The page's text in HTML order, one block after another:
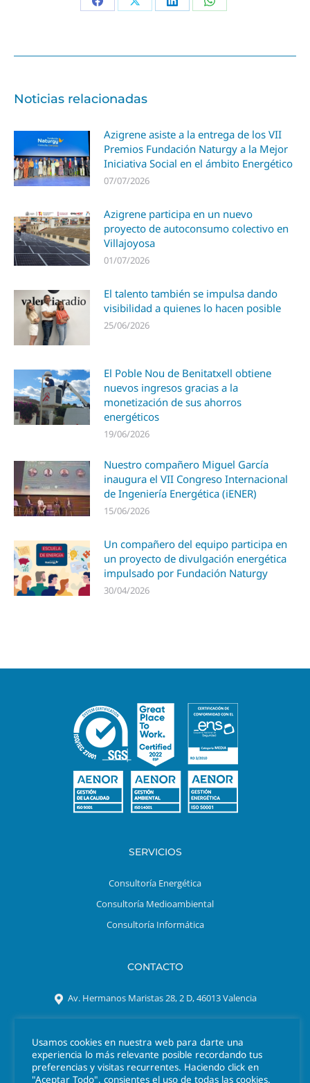
Noticias relacionadas
Azigrene asiste a la entrega de los VII
Premios Fundación Naturgy a la Mejor
Iniciativa Social en el ámbito Energético
07/07/2026
Azigrene participa en un nuevo
proyecto de autoconsumo colectivo en
Villajoyosa
01/07/2026
El talento también se impulsa dando
visibilidad a quienes lo hacen posible
25/06/2026
El Poble Nou de Benitatxell obtiene
nuevos ingresos gracias a la
monetización de sus ahorros
energéticos
19/06/2026
Nuestro compañero Miguel García
inaugura el VII Congreso Internacional
de Ingeniería Energética (iENER)
15/06/2026
Un compañero del equipo participa en
un proyecto de divulgación energética
impulsado por Fundación Naturgy
30/04/2026
SERVICIOS
Consultoría Energética
Consultoría Medioambiental
Consultoría Informática
CONTACTO
Av. Hermanos Maristas 28, 2 D, 46013 Valencia
Tel. 963 301 641
azigrene@azigrene.es
Usamos cookies en nuestra web para darte una
experiencia lo más relevante posible recordando tus
preferencias y visitas recurrentes. Haciendo click en
"Aceptar Todo", consientes el uso de todas las cookies.